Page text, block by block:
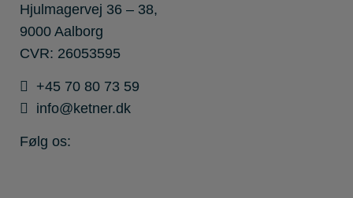
Hjulmagervej 36 – 38,
9000 Aalborg
CVR: 26053595
+45 70 80 73 59
info@ketner.dk
Følg os: